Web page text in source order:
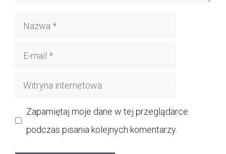
Nazwa
Witryna
Zapamiętaj moje dane w tej przeglądarce
podczas pisania kolejnych komentarzy.